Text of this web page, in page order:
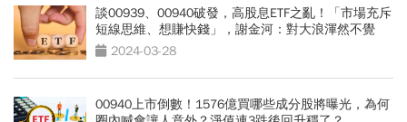
談00939、00940破發，高股息ETF之亂！「市場充斥
短線思維、想賺快錢」，謝金河：對大浪渾然不覺
2024-03-28
00940上市倒數！1576億買哪些成分股將曝光，為何